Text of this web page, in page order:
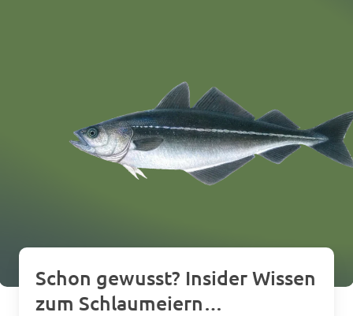
Schon gewusst? InsiderWissen
zum Schlaumeiern…